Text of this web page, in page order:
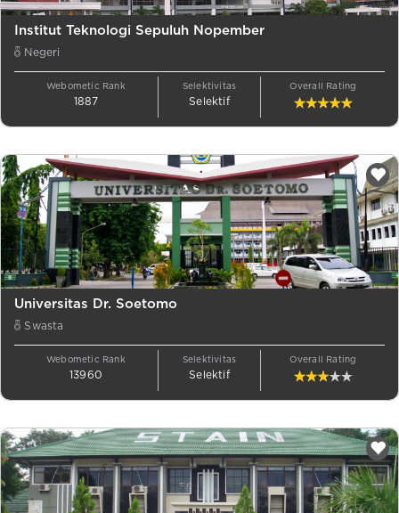
Institut Teknologi Sepuluh Nopember
Negeri
Webometic Rank
1887
Selektivitas
Selektif
Overall Rating
Universitas Dr. Soetomo
Swasta
Webometic Rank
13960
Selektivitas
Selektif
Overall Rating